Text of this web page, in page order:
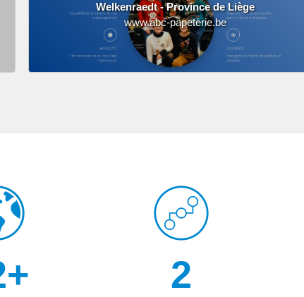
Welkenraedt - Province de Liège
www.abc-papeterie.be
+ 8